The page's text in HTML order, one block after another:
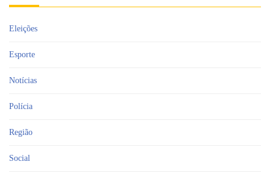
Eleições
Esporte
Notícias
Polícia
Região
Social